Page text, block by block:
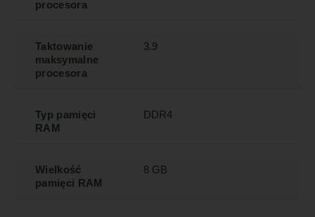
procesora
Taktowanie
maksymalne
procesora
3.9
Typ pamięci
RAM
DDR4
Wielkość
pamięci RAM
8 GB